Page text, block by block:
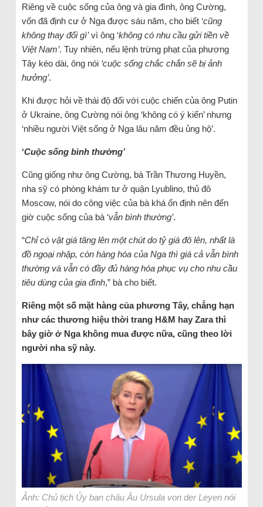
Riêng về cuộc sống của ông và gia đình, ông Cường,
vốn đã định cư ở Nga được sáu năm, cho biết ‘cũng
không thay đổi gì’vì ông ‘không có nhu cầu gửi tiền về
Việt Nam’. Tuy nhiên, nếu lệnh trừng phạt của phương
Tây kéo dài, ông nói ‘cuộc sống chắc chắn sẽ bị ảnh
hưởng’.
Khi được hỏi về thái độ đối với cuộc chiến của ông Putin
ở Ukraine, ông Cường nói ông ‘không có ý kiến’ nhưng
‘nhiều người Việt sống ở Nga lâu năm đều ủng hộ’.
‘Cuộc sống bình thường’
Cũng giống như ông Cường, bà Trần Thương Huyền,
nha sỹ có phòng khám tư ở quận Lyublino, thủ đô
Moscow, nói do công việc của bà khá ổn định nên đến
giờ cuộc sống của bà ‘vẫn bình thường’.
“Chỉ có vật giá tăng lên một chút do tỷ giá đô lên, nhất là
đồ ngoại nhập, còn hàng hóa của Nga thì giá cả vẫn bình
thường và vẫn có đầy đủ hàng hóa phục vụ cho nhu cầu
tiêu dùng của gia đình,” bà cho biết.
Riêng một số mặt hàng của phương Tây, chẳng hạn
như các thương hiệu thời trang H&M hay Zara thì
bây giờ ở Nga không mua được nữa, cũng theo lời
người nha sỹ này.
Ảnh: Chủ tịch Ủy ban châu Âu Ursula von der Leyen nói